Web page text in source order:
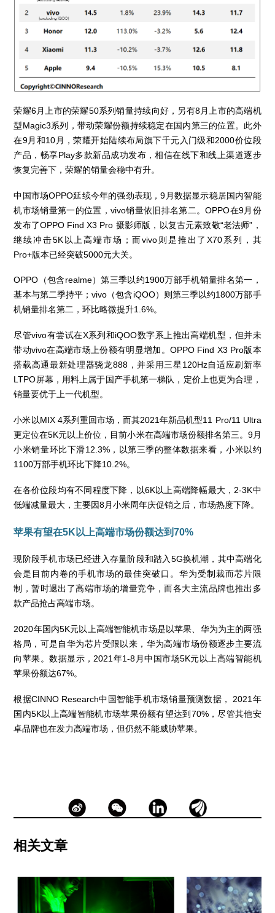
荣耀6月上市的荣耀50系列销量持续向好，另有8月上市的高端机
型Magic3系列，带动荣耀份额持续稳定在国内第三的位置。此外
在9月和10月，荣耀开始陆续布局旗下千元入门级和2000价位段
产品，畅享Play多款新品成功发布，相信在线下和线上渠道逐步
恢复完善下，荣耀的销量会稳中有升。
中国市场OPPO延续今年的强劲表现，9月数据显示稳居国内智能
机市场销量第一的位置，vivo销量依旧排名第二。OPPO在9月份
发布了OPPO Find X3 Pro 摄影师版，以复古元素致敬“老法师”，
继续冲击5K以上高端市场；而vivo则是推出了X70系列，其
Pro+版本已经突破5000元大关。
OPPO（包含realme）第三季以约1900万部手机销量排名第一，
基本与第二季持平；vivo（包含iQOO）则第三季以约1800万部手
机销量排名第二，环比略微提升1.6%。
尽管vivo有尝试在X系列和iQOO数字系上推出高端机型，但并未
带动vivo在高端市场上份额有明显增加。OPPO Find X3 Pro版本
搭载高通最新处理器骁龙888，并采用三星120Hz自适应刷新率
LTPO屏幕，用料上属于国产手机第一梯队，定价上也更为合理，
销量要优于上一代机型。
小米以MIX 4系列重回市场，而其2021年新品机型11 Pro/11 Ultra
更定位在5K元以上价位，目前小米在高端市场份额排名第三。9月
小米销量环比下滑12.3%，以第三季的整体数据来看，小米以约
1100万部手机环比下降10.2%。
在各价位段均有不同程度下降，以6K以上高端降幅最大，2-3K中
低端减量最大，主要因8月小米周年庆促销之后，市场热度下降。
苹果有望在5K以上高端市场份额达到70%
现阶段手机市场已经进入存量阶段和踏入5G换机潮，其中高端化
会是目前内卷的手机市场的最佳突破口。华为受制裁而芯片限
制，暂时退出了高端市场的增量竞争，而各大主流品牌也推出多
款产品抢占高端市场。
2020年国内5K元以上高端智能机市场是以苹果、华为为主的两强
格局，可是自华为芯片受限以来，华为高端市场份额逐步主要流
向苹果。数据显示，2021年1-8月中国市场5K元以上高端智能机
苹果份额达67%。
根据CINNO Research中国智能手机市场销量预测数据， 2021年
国内5K以上高端智能机市场苹果份额有望达到70%，尽管其他安
卓品牌也在发力高端市场，但仍然不能威胁苹果。
相关文章